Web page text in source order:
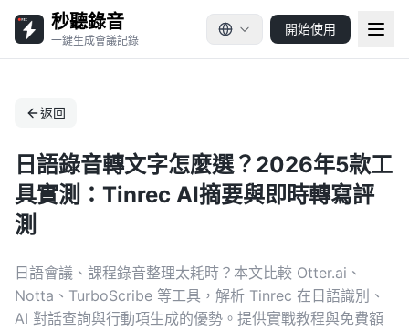
秒聽錄音
一鍵生成會議記錄
開始使用
返回
日語錄音轉文字怎麼選？2026年5款工
具實測：Tinrec AI摘要與即時轉寫評
測
日語會議、課程錄音整理太耗時？本文比較 Otter.ai、
Notta、TurboScribe 等工具，解析 Tinrec 在日語識別、
AI 對話查詢與行動項生成的優勢。提供實戰教程與免費額